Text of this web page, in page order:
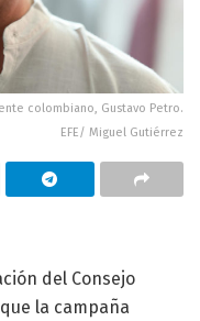
colombiano, Gustavo Petro.
EFE/ Miguel Gutiérrez
del Consejo
la campaña